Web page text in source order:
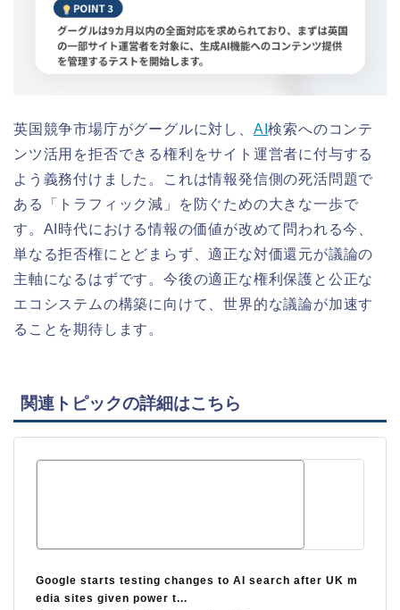
英国競争市場庁がグーグルに対し、 AI検索へのコンテ
ンツ活用を拒否できる権利をサイト運営者に付与する
よう義務付けました。これは情報発信側の死活問題で
ある「トラフィック減」を防ぐための大きな一歩で
す。AI時代における情報の価値が改めて問われる今、
単なる拒否権にとどまらず、適正な対価還元が議論の
主軸になるはずです。今後の適正な権利保護と公正な
エコシステムの構築に向けて、世界的な議論が加速す
ることを期待します。
関連トピックの詳細はこちら
Google starts testing changes to AI search after UK m
edia sites given power t...